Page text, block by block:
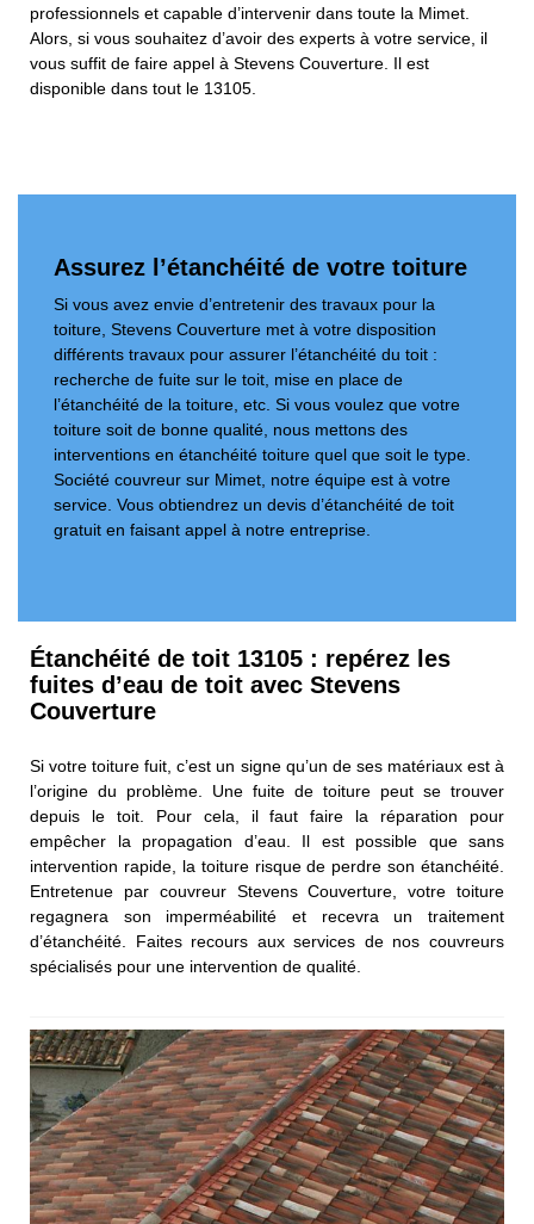
professionnels et capable d’intervenir dans toute la Mimet.
Alors, si vous souhaitez d’avoir des experts à votre service, il
vous suffit de faire appel à Stevens Couverture. Il est
disponible dans tout le 13105.
Assurez l’étanchéité de votre toiture
Si vous avez envie d’entretenir des travaux pour la
toiture, Stevens Couverture met à votre disposition
différents travaux pour assurer l’étanchéité du toit :
recherche de fuite sur le toit, mise en place de
l’étanchéité de la toiture, etc. Si vous voulez que votre
toiture soit de bonne qualité, nous mettons des
interventions en étanchéité toiture quel que soit le type.
Société couvreur sur Mimet, notre équipe est à votre
service. Vous obtiendrez un devis d’étanchéité de toit
gratuit en faisant appel à notre entreprise.
Étanchéité de toit 13105 : repérez les
fuites d’eau de toit avec Stevens
Couverture
Si votre toiture fuit, c’est un signe qu’un de ses matériaux est à
l’origine du problème. Une fuite de toiture peut se trouver
depuis le toit. Pour cela, il faut faire la réparation pour
empêcher la propagation d’eau. Il est possible que sans
intervention rapide, la toiture risque de perdre son étanchéité.
Entretenue par couvreur Stevens Couverture, votre toiture
regagnera son imperméabilité et recevra un traitement
d’étanchéité. Faites recours aux services de nos couvreurs
spécialisés pour une intervention de qualité.